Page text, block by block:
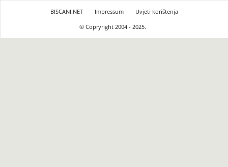
BISCANI.NET Impressum
Uvjeti korištenja
© Copryright 2004 - 2025.